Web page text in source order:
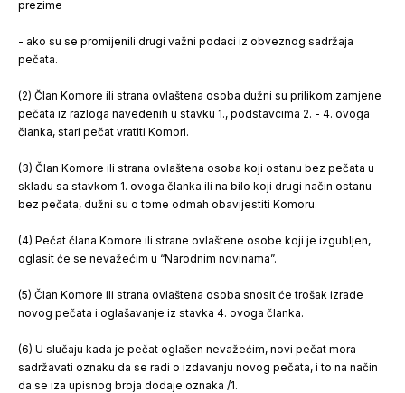
prezime
- ako su se promijenili drugi važni podaci iz obveznog sadržaja
pečata.
(2) Član Komore ili strana ovlaštena osoba dužni su prilikom zamjene
pečata iz razloga navedenih u stavku 1., podstavcima 2. - 4. ovoga
članka, stari pečat vratiti Komori.
(3) Član Komore ili strana ovlaštena osoba koji ostanu bez pečata u
skladu sa stavkom 1. ovoga članka ili na bilo koji drugi način ostanu
bez pečata, dužni su o tome odmah obavijestiti Komoru.
(4) Pečat člana Komore ili strane ovlaštene osobe koji je izgubljen,
oglasit će se nevažećim u “Narodnim novinama”.
(5) Član Komore ili strana ovlaštena osoba snosit će trošak izrade
novog pečata i oglašavanje iz stavka 4. ovoga članka.
(6) U slučaju kada je pečat oglašen nevažećim, novi pečat mora
sadržavati oznaku da se radi o izdavanju novog pečata, i to na način
da se iza upisnog broja dodaje oznaka /1.